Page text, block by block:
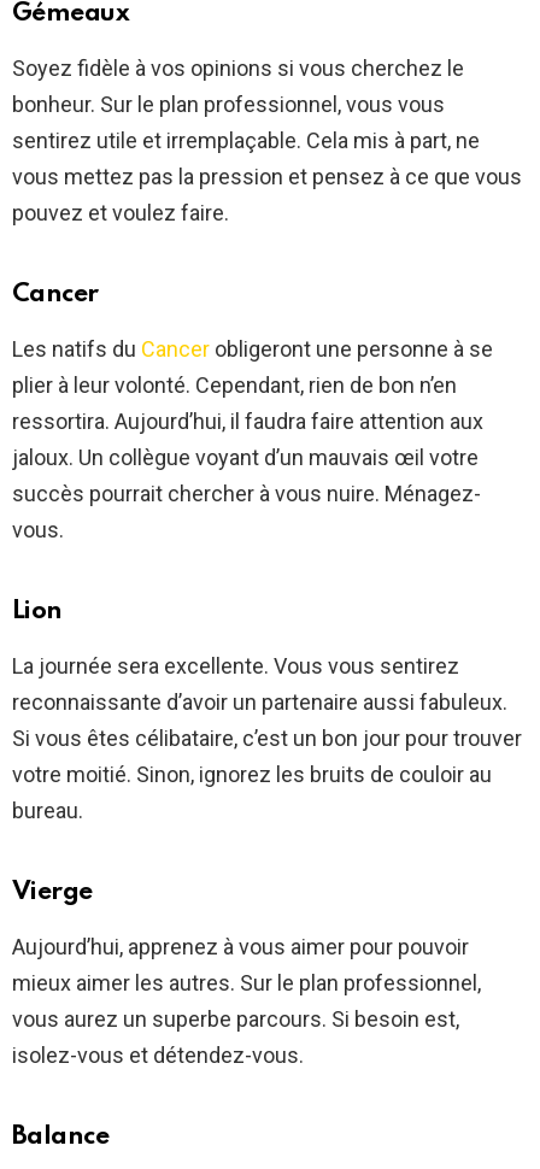
Gémeaux
Soyez fidèle à vos opinions si vous cherchez le
bonheur. Sur le plan professionnel, vous vous
sentirez utile et irremplaçable. Cela mis à part, ne
vous mettez pas la pression et pensez à ce que vous
pouvez et voulez faire.
Cancer
Les natifs du Cancer obligeront une personne à se
plier à leur volonté. Cependant, rien de bon n’en
ressortira. Aujourd’hui, il faudra faire attention aux
jaloux. Un collègue voyant d’un mauvais œil votre
succès pourrait chercher à vous nuire. Ménagez-
vous.
Lion
La journée sera excellente. Vous vous sentirez
reconnaissante d’avoir un partenaire aussi fabuleux.
Si vous êtes célibataire, c’est un bon jour pour trouver
votre moitié. Sinon, ignorez les bruits de couloir au
bureau.
Vierge
Aujourd’hui, apprenez à vous aimer pour pouvoir
mieux aimer les autres. Sur le plan professionnel,
vous aurez un superbe parcours. Si besoin est,
isolez-vous et détendez-vous.
Balance